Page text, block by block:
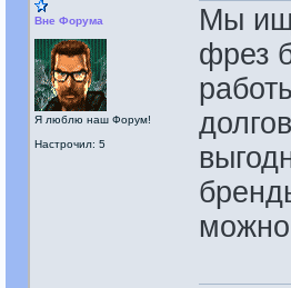
Вне Форума
Я люблю наш Форум!
Настрочил: 5
Мы
фрез